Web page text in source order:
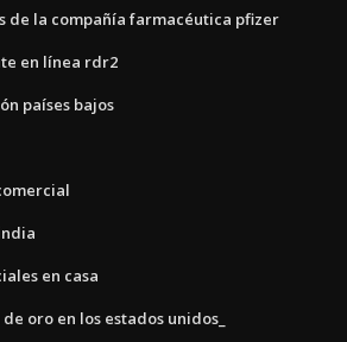
de la compañía farmacéutica pfizer
en línea rdr2
países bajos
en casa
oro en los estados unidos_